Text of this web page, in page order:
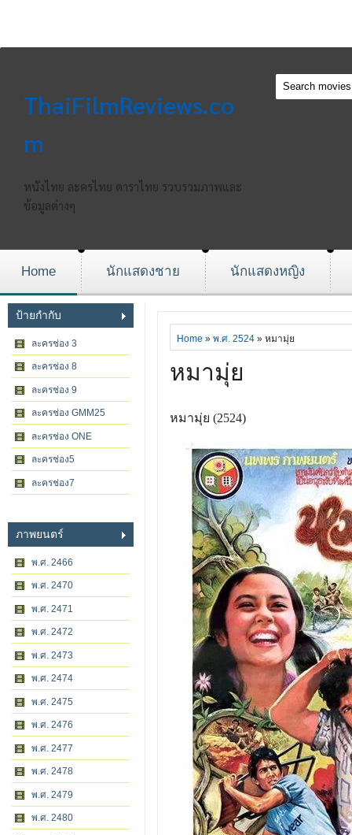
ThaiFilmReviews.co
m
หนังไทย ละครไทย ดาราไทย รวบรวมภาพและ
ข้อมูลต่างๆ
Home นักแสดงชาย นักแสดงหญิง
ป้ายกำกับ
ละครช่อง 3
ละครช่อง 8
ละครช่อง 9
ละครช่อง GMM25
ละครช่อง ONE
ละครช่อง5
ละครช่อง7
ภาพยนตร์
พ.ศ. 2466
พ.ศ. 2470
พ.ศ. 2471
พ.ศ. 2472
พ.ศ. 2473
พ.ศ. 2474
พ.ศ. 2475
พ.ศ. 2476
พ.ศ. 2477
พ.ศ. 2478
พ.ศ. 2479
พ.ศ. 2480
Home » พ.ศ. 2524 » หมามุ่ย
หมามุ่ย
หมามุ่ย (2524)